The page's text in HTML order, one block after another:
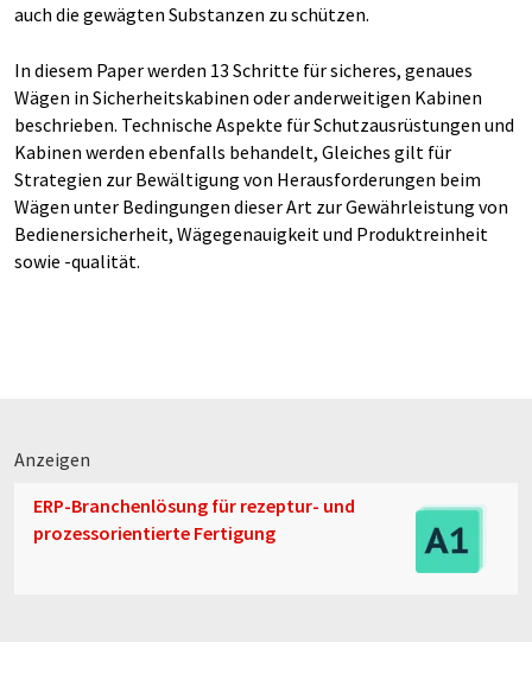
auch die gewägten Substanzen zu schützen.
In diesem Paper werden 13 Schritte für sicheres, genaues
Wägen in Sicherheitskabinen oder anderweitigen Kabinen
beschrieben. Technische Aspekte für Schutzausrüstungen und
Kabinen werden ebenfalls behandelt, Gleiches gilt für
Strategien zur Bewältigung von Herausforderungen beim
Wägen unter Bedingungen dieser Art zur Gewährleistung von
Bedienersicherheit, Wägegenauigkeit und Produktreinheit
sowie -qualität.
Anzeigen
ERP-Branchenlösung für rezeptur- und
prozessorientierte Fertigung